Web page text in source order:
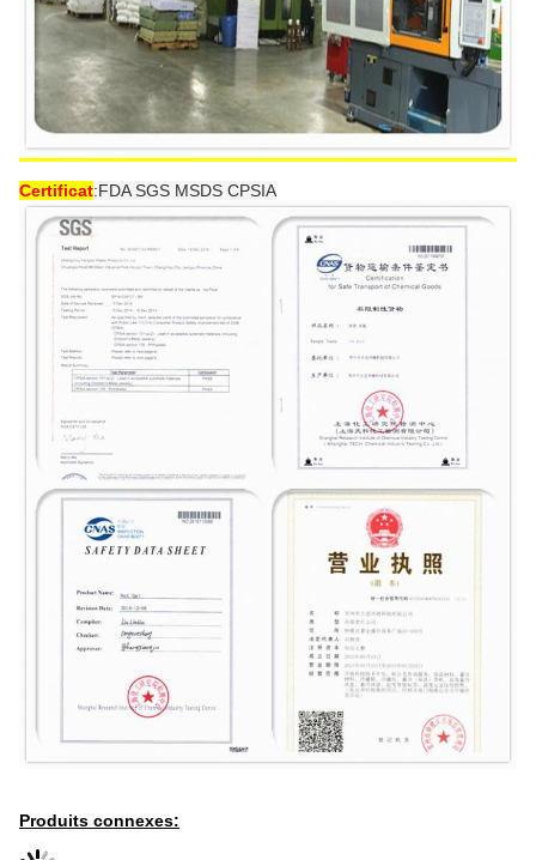
Certificat:FDA SGS MSDS CPSIA
Produits connexes: